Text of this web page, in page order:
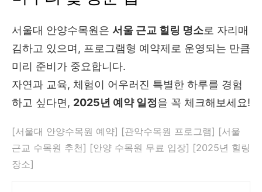
서울대 안양수목원은 서울 근교 힐링 명소로 자리매
김하고 있으며, 프로그램형 예약제로 운영되는 만큼
미리 준비가 중요합니다.
자연과 교육, 체험이 어우러진 특별한 하루를 경험
하고 싶다면, 2025년 예약 일정을 꼭 체크해보세요!
[서울대 안양수목원 예약] [관악수목원 프로그램] [서울
근교 수목원 추천] [안양 수목원 무료 입장] [2025년 힐링
장소]